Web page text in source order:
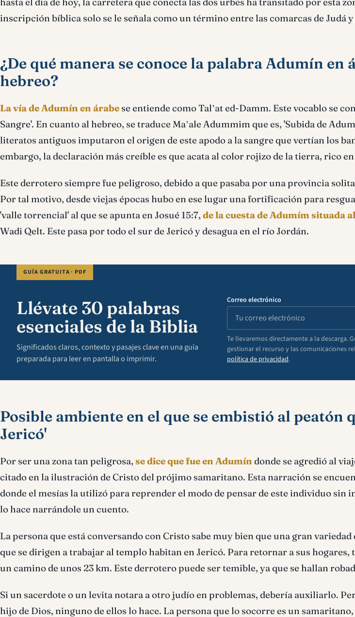
inscripción bíblica solo se le señala como un término entre las comarcas de Judá
¿De qué manera se conoce la palabra Adumín en
hebreo?
La vía de Adumín en árabe se entiende como Talʽat ed-Damm. Este vocablo se
Sangre'. En cuanto al hebreo, se traduce Maʽale Adummim que es, 'Subida de
literatos antiguos imputaron el origen de este apodo a la sangre que vertían los
embargo, la declaración más creíble es que acata al color rojizo de la tierra, rico
Este derrotero siempre fue peligroso, debido a que pasaba por una provincia
Por tal motivo, desde viejas épocas hubo en ese lugar una fortificación para
'valle torrencial' al que se apunta en Josué 15:7, de la cuesta de Adumím situada
Wadi Qelt. Este pasa por todo el sur de Jericó y desagua en el río Jordán.
GUÍA GRATUITA · PDF
Llévate 30 palabras
esenciales de la Biblia
Significados claros, contexto y pasajes clave en una guía
preparada para leer en pantalla o imprimir.
Correo electrónico
Te llevaremos directamente a la descarga.
gestionar el recurso y las comunicaciones
política de privacidad.
Posible ambiente en el que se embistió al peatón
Jericó'
Por ser una zona tan peligrosa, se dice que fue en Adumín donde se agredió al
citado en la ilustración de Cristo del prójimo samaritano. Esta narración se
donde el mesías la utilizó para reprender el modo de pensar de este individuo sin
lo hace narrándole un cuento.
La persona que está conversando con Cristo sabe muy bien que una gran variedad
que se dirigen a trabajar al templo habitan en Jericó. Para retornar a sus hogares,
un camino de unos 23 km. Este derrotero puede ser temible, ya que se hallan
Si un sacerdote o un levita notara a otro judío en problemas, debería auxiliarlo.
hijo de Dios, ninguno de ellos lo hace. La persona que lo socorre es un